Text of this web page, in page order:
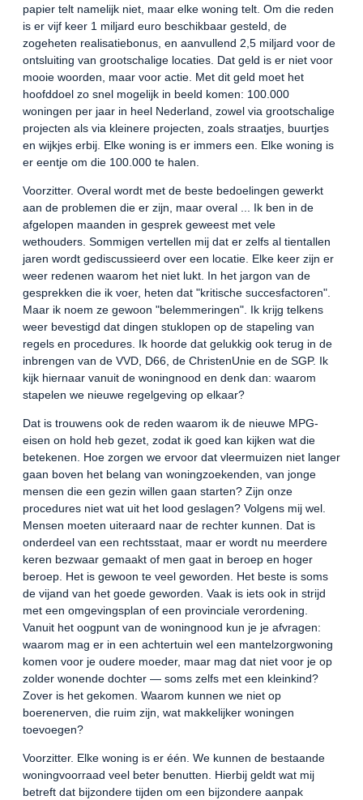
papier telt namelijk niet, maar elke woning telt. Om die reden
is er vijf keer 1 miljard euro beschikbaar gesteld, de
zogeheten realisatiebonus, en aanvullend 2,5 miljard voor de
ontsluiting van grootschalige locaties. Dat geld is er niet voor
mooie woorden, maar voor actie. Met dit geld moet het
hoofddoel zo snel mogelijk in beeld komen: 100.000
woningen per jaar in heel Nederland, zowel via grootschalige
projecten als via kleinere projecten, zoals straatjes, buurtjes
en wijkjes erbij. Elke woning is er immers een. Elke woning is
er eentje om die 100.000 te halen.
Voorzitter. Overal wordt met de beste bedoelingen gewerkt
aan de problemen die er zijn, maar overal ... Ik ben in de
afgelopen maanden in gesprek geweest met vele
wethouders. Sommigen vertellen mij dat er zelfs al tientallen
jaren wordt gediscussieerd over een locatie. Elke keer zijn er
weer redenen waarom het niet lukt. In het jargon van de
gesprekken die ik voer, heten dat "kritische succesfactoren".
Maar ik noem ze gewoon "belemmeringen". Ik krijg telkens
weer bevestigd dat dingen stuklopen op de stapeling van
regels en procedures. Ik hoorde dat gelukkig ook terug in de
inbrengen van de VVD, D66, de ChristenUnie en de SGP. Ik
kijk hiernaar vanuit de woningnood en denk dan: waarom
stapelen we nieuwe regelgeving op elkaar?
Dat is trouwens ook de reden waarom ik de nieuwe MPG-
eisen on hold heb gezet, zodat ik goed kan kijken wat die
betekenen. Hoe zorgen we ervoor dat vleermuizen niet langer
gaan boven het belang van woningzoekenden, van jonge
mensen die een gezin willen gaan starten? Zijn onze
procedures niet wat uit het lood geslagen? Volgens mij wel.
Mensen moeten uiteraard naar de rechter kunnen. Dat is
onderdeel van een rechtsstaat, maar er wordt nu meerdere
keren bezwaar gemaakt of men gaat in beroep en hoger
beroep. Het is gewoon te veel geworden. Het beste is soms
de vijand van het goede geworden. Vaak is iets ook in strijd
met een omgevingsplan of een provinciale verordening.
Vanuit het oogpunt van de woningnood kun je je afvragen:
waarom mag er in een achtertuin wel een mantelzorgwoning
komen voor je oudere moeder, maar mag dat niet voor je op
zolder wonende dochter — soms zelfs met een kleinkind?
Zover is het gekomen. Waarom kunnen we niet op
boerenerven, die ruim zijn, wat makkelijker woningen
toevoegen?
Voorzitter. Elke woning is er één. We kunnen de bestaande
woningvoorraad veel beter benutten. Hierbij geldt wat mij
betreft dat bijzondere tijden om een bijzondere aanpak